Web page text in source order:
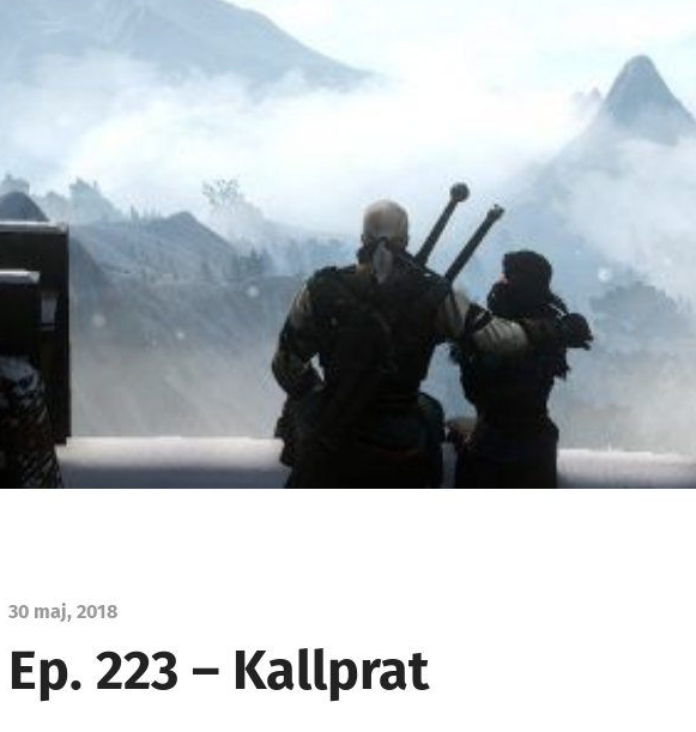
30 maj, 2018
Ep. 223 – Kallprat